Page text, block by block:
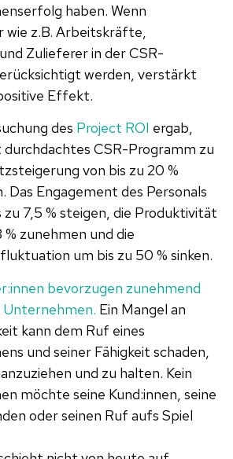
haben. Wenn
wie z.B. Arbeitskräfte,
Zulieferer in der CSR-
werden, verstärkt
Effekt.
des Project ROI ergab,
durchdachtes CSR-Programm zu
von bis zu 20 %
Das Engagement des Personals
zu 7,5 % steigen, die Produktivität
% zunehmen und die
um bis zu 50 % sinken.
bevorzugen zunehmend
Unternehmen. Ein Mangel an
kann dem Ruf eines
und seiner Fähigkeit schaden,
und zu halten. Kein
möchte seine Kund:innen, seine
oder seinen Ruf aufs Spiel